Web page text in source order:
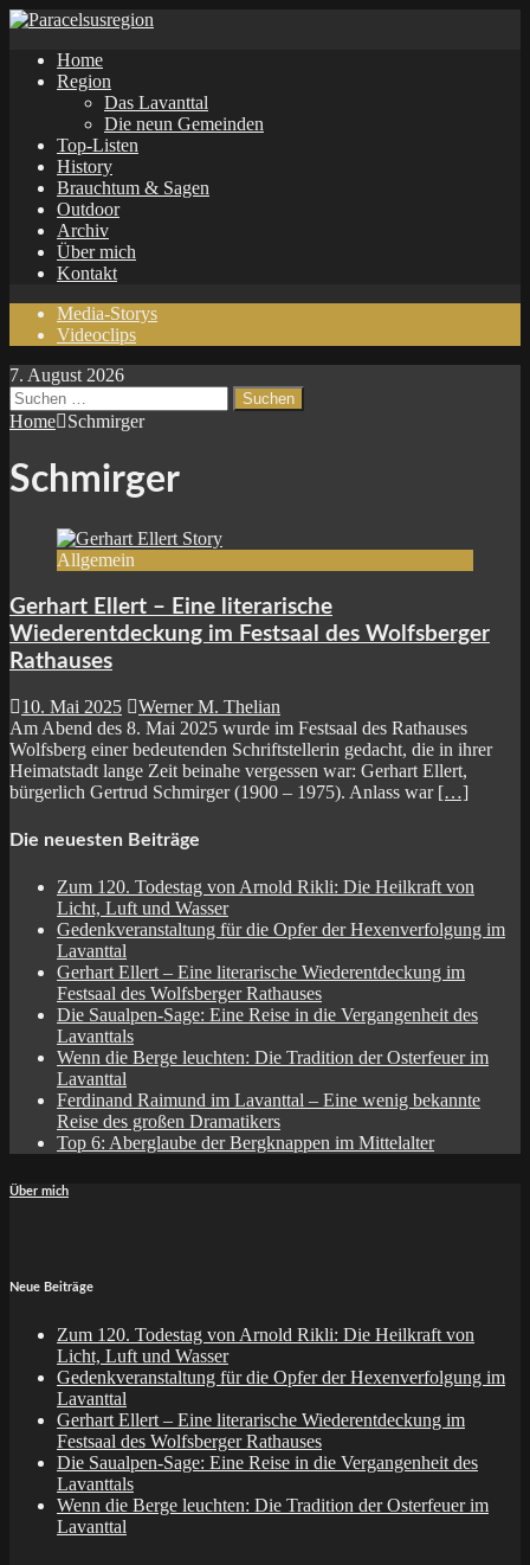
Home
Region
Das Lavanttal
Die neun Gemeinden
Top-Listen
History
Brauchtum & Sagen
Outdoor
Archiv
Über mich
Kontakt
Media-Storys
Videoclips
7. August 2026
Suchen
nach:
Home Schmirger
Schmirger
Allgemein
Gerhart Ellert – Eine literarische
Wiederentdeckung im Festsaal des Wolfsberger
Rathauses
10. Mai 2025
Werner M. Thelian
Am Abend des 8. Mai 2025 wurde im Festsaal des Rathauses
Wolfsberg einer bedeutenden Schriftstellerin gedacht, die in ihrer
Heimatstadt lange Zeit beinahe vergessen war: Gerhart Ellert,
bürgerlich Gertrud Schmirger (1900 – 1975). Anlass war […]
Die neuesten Beiträge
Zum 120. Todestag von Arnold Rikli: Die Heilkraft von
Licht, Luft und Wasser
Gedenkveranstaltung für die Opfer der Hexenverfolgung im
Lavanttal
Gerhart Ellert – Eine literarische Wiederentdeckung im
Festsaal des Wolfsberger Rathauses
Die Saualpen-Sage: Eine Reise in die Vergangenheit des
Lavanttals
Wenn die Berge leuchten: Die Tradition der Osterfeuer im
Lavanttal
Ferdinand Raimund im Lavanttal – Eine wenig bekannte
Reise des großen Dramatikers
Top 6: Aberglaube der Bergknappen im Mittelalter
Über mich
Neue Beiträge
Zum 120. Todestag von Arnold Rikli: Die Heilkraft von
Licht, Luft und Wasser
Gedenkveranstaltung für die Opfer der Hexenverfolgung im
Lavanttal
Gerhart Ellert – Eine literarische Wiederentdeckung im
Festsaal des Wolfsberger Rathauses
Die Saualpen-Sage: Eine Reise in die Vergangenheit des
Lavanttals
Wenn die Berge leuchten: Die Tradition der Osterfeuer im
Lavanttal